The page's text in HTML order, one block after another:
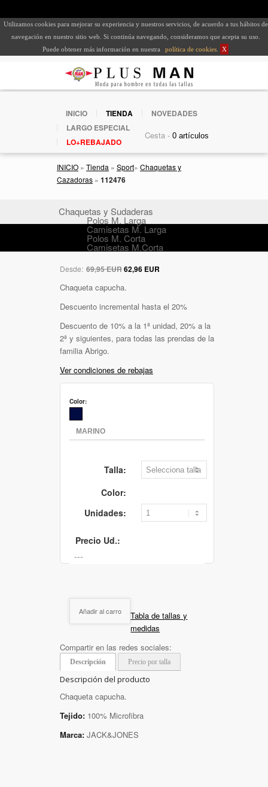
Utilizamos cookies para mejorar su experiencia y nuestros servicios, de acuerdo a tus hábitos de
navegación en nuestro sitio web. Si continúa navegando, consideramos que acepta su uso.
Puede obtener más información en nuestra
política de cookies X
INICIO TIENDA
NOVEDADES
LARGO ESPECIAL
LO+REBAJADO
Cesta -
INICIO » Tienda » Sport» Chaquetas y
Cazadoras » 112476
Chaquetas y Sudaderas
Polos M. Larga
Camisetas M. Larga
Polos M. Corta
Camisetas M.Corta
Desde: 69,95 EUR62,96 EUR
Chaqueta capucha.
Descuento incremental hasta el 20%
Descuento de 10% a la 1ª unidad, 20% a la
2ª y siguientes, para todas las prendas de la
familia Abrigo.
Ver condiciones de rebajas
Color:
Talla:
Color:
Unidades:
Precio Ud.:
Añadir al carro
Tabla de tallas y
medidas
Compartir en las redes sociales:
Descripción Precio por talla
Descripción del producto
Chaqueta capucha.
Tejido: 100% Microfibra
Marca: JACK&JONES